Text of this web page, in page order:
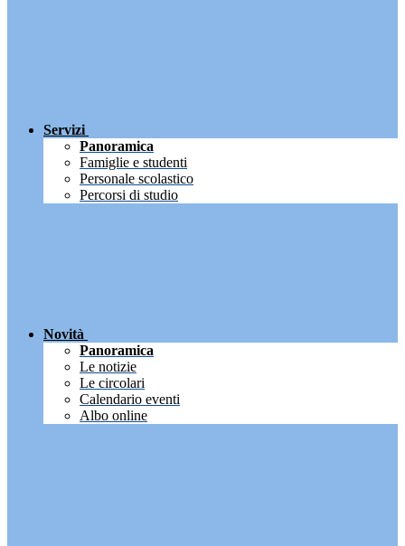
Servizi
Panoramica
Famiglie e studenti
Personale scolastico
Percorsi di studio
Novità
Panoramica
Le notizie
Le circolari
Calendario eventi
Albo online